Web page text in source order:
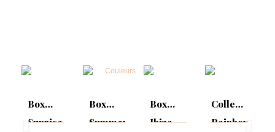
Box
Sunrise
Box
Summer
Box
Ibiza
Collection
Rainbow